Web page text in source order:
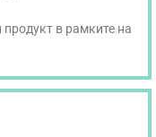
в рамките на